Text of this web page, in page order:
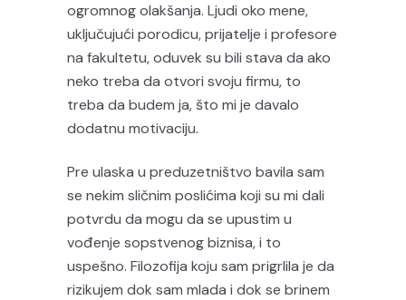
ogromnog olakšanja. Ljudi oko mene,
uključujući porodicu, prijatelje i profesore
na fakultetu, oduvek su bili stava da ako
neko treba da otvori svoju firmu, to
treba da budem ja, što mi je davalo
dodatnu motivaciju.
Pre ulaska u preduzetništvo bavila sam
se nekim sličnim poslićima koji su mi dali
potvrdu da mogu da se upustim u
vođenje sopstvenog biznisa, i to
uspešno. Filozofija koju sam prigrlila je da
rizikujem dok sam mlada i dok se brinem